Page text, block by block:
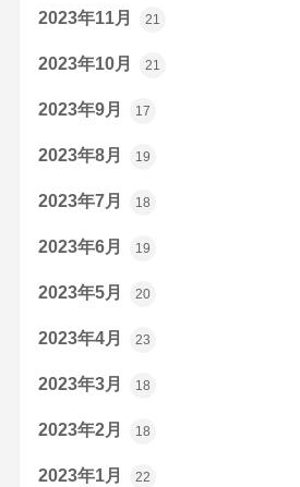
2023年11月 21
2023年10月 21
2023年9月 17
2023年8月 19
2023年7月 18
2023年6月 19
2023年5月 20
2023年4月 23
2023年3月 18
2023年2月 18
2023年1月 22